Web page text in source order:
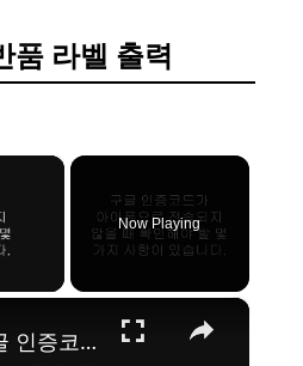
품 라벨 출력
×
Video
Now Playing
×
아이폰 구글 인증코드 문자 안옴 해결 방법